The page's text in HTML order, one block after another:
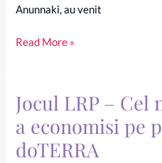
Anunnaki, au venit
Anunnaki:
Moștenirea
lor
Secretă
Read More »
Jocul LRP – Cel
a economisi pe
doTERRA